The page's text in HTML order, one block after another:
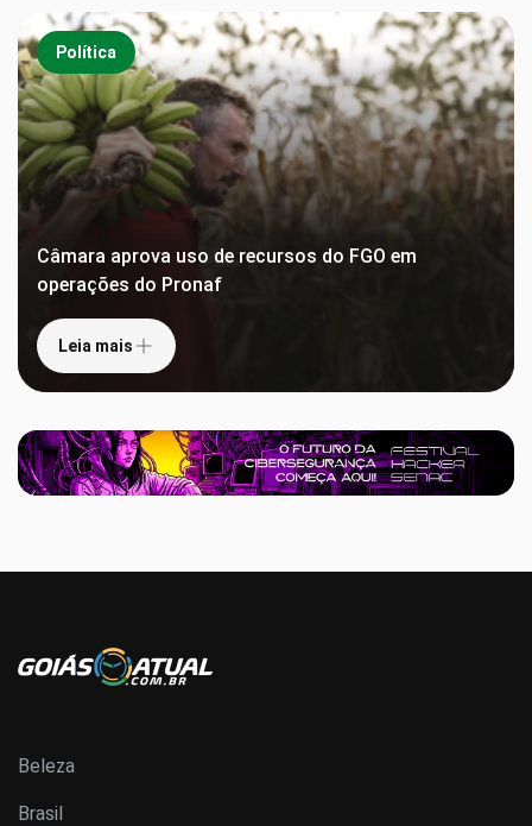
Política
Câmara aprova uso de recursos do FGO em
operações do Pronaf
Leia mais
Beleza
Brasil